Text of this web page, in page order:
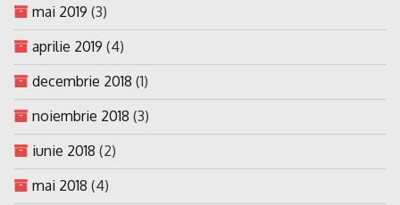
mai 2019 (3)
aprilie 2019 (4)
decembrie 2018 (1)
noiembrie 2018 (3)
iunie 2018 (2)
mai 2018 (4)